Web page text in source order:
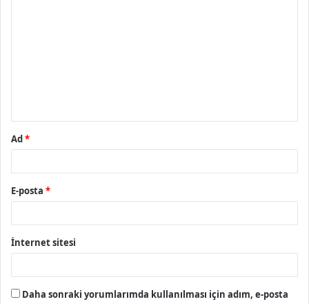
Ad*
E-posta *
İnternet sitesi
Daha sonraki yorumlarımda kullanılması için adım, e-posta